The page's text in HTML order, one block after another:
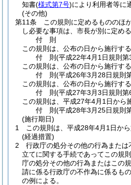
知書(様式第7号)により利用者等に
(その他)
第11条
この規則に定めるもののほ
し必要な事項は、市長が別に定める
付 則
この規則は、公布の日から施行する
付 則(平成22年4月1日規則第
この規則は、公布の日から施行する
付 則(平成26年3月28日規則
この規則は、公布の日から施行する
付 則(平成27年3月3日規則第
この規則は、平成27年4月1日から
付 則(平成28年3月25日規則
(施行期日)
1
この規則は、平成28年4月1日から
(経過措置)
2
行政庁の処分その他の行為または
立てに関する手続であってこの規
庁の処分その他の行為またはこの
請に係る行政庁の不作為に係るも
の例による。